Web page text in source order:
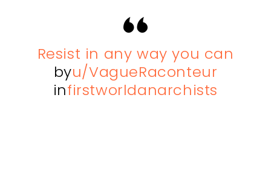
Resist in any way you can
byu/VagueRaconteur
infirstworldanarchists